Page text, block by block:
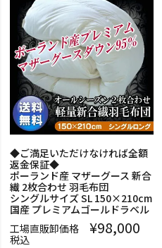
◆ご満足いただけなければ全額
返金保証◆
ポーランド産 マザーグース 新合
繊 2枚合わせ 羽毛布団
シングルサイズ SL 150×210cm
国産 プレミアムゴールドラベル
工場直販卸価格
¥98,000
税込